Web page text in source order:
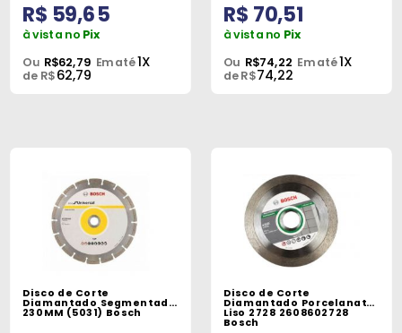
R$ 59,65
à vista no Pix
Ou R$62,79 Em até1X
de R$62,79
R$ 70,51
à vista no Pix
Ou R$74,22 Em até1X
de R$74,22
Disco de Corte
Diamantado Segmentado
230MM (5031) Bosch
Disco de Corte
Diamantado Porcelanato
Liso 2728 2608602728
Bosch